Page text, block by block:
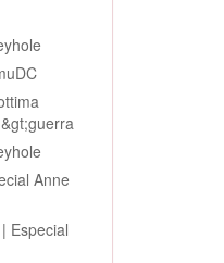
Anne
Especial